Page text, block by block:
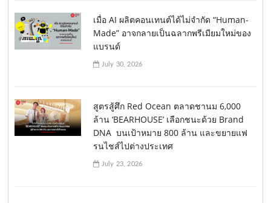
เมื่อ AI ผลิตคอนเทนต์ได้ไม่จำกัด “Human-
Made” อาจกลายเป็นฉลากพรีเมียมใหม่ของ
แบรนด์
July 30, 2026
สูตรสู้ศึก Red Ocean ตลาดชานม 6,000
ล้าน ‘BEARHOUSE’ เลือกชนะด้วย Brand
DNA บนเป้าหมาย 800 ล้าน และขยายแฟ
รนไชส์ไปต่างประเทศ
July 23, 2026